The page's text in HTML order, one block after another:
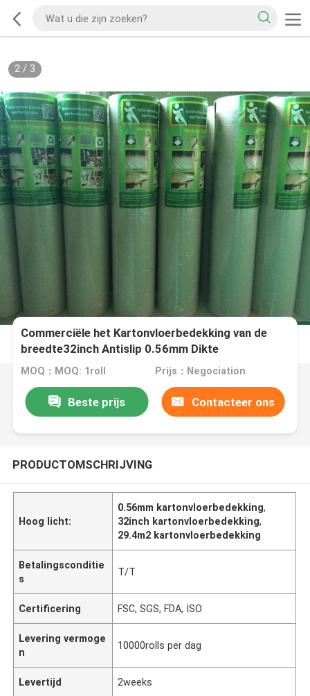
2/ 3
Commerciële het Kartonvloerbedekking van de
breedte32inch Antislip 0.56mm Dikte
MOQ：MOQ: 1roll Prijs：Negociation
Beste prijs Contacteer ons
PRODUCTOMSCHRIJVING
Hoog licht:
0.56mm kartonvloerbedekking,
32inch kartonvloerbedekking,
29.4m2 kartonvloerbedekking
Betalingsconditie
s
T/T
Certificering FSC, SGS, FDA, ISO
Levering vermoge
n
10000rolls per dag
Levertijd 2weeks